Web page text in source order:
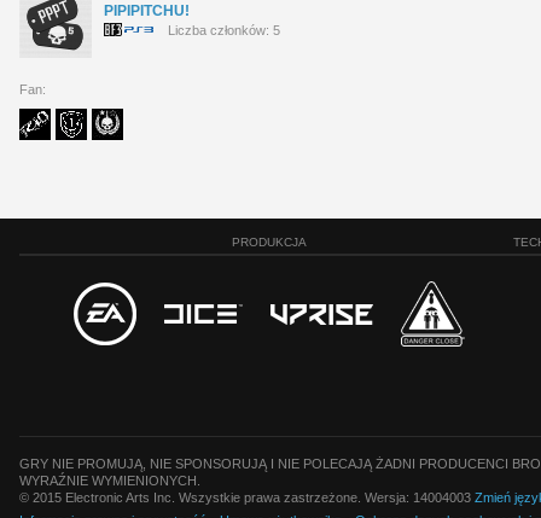
PIPIPITCHU!
Liczba członków: 5
Fan:
PRODUKCJA
GRY NIE PROMUJĄ, NIE SPONSORUJĄ I NIE POLECAJĄ ŻADNI PRODUCENCI
WYRAŹNIE WYMIENIONYCH.
© 2015 Electronic Arts Inc. Wszystkie prawa zastrzeżone. Wersja: 14004003 Zmień